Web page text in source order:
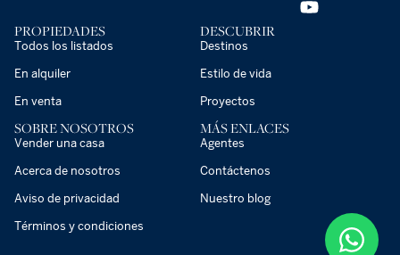
PROPIEDADES
Todos los listados
En alquiler
En venta
DESCUBRIR
Destinos
Estilo de vida
Proyectos
SOBRE NOSOTROS
Vender una casa
Acerca de nosotros
Aviso de privacidad
Términos y condiciones
MÁS ENLACES
Agentes
Contáctenos
Nuestro blog